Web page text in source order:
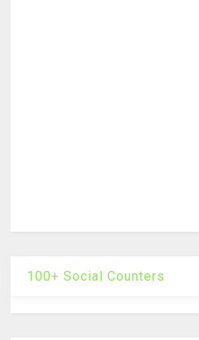
100+ Social Counters